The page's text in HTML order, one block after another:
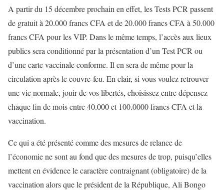
A partir du 15 décembre prochain en effet, les Tests PCR passent
de gratuit à 20.000 francs CFA et de 20.000 francs CFA à 50.000
francs CFA pour les VIP. Dans le même temps, l’accès aux lieux
publics sera conditionné par la présentation d’un Test PCR ou
d’une carte vaccinale conforme. Il en sera de même pour la
circulation après le couvre-feu. En clair, si vous voulez retrouver
une vie normale, jouir de vos libertés, choisissez entre dépensez
chaque fin de mois entre 40.000 et 100.0000 francs CFA et la
vaccination.
Ce qui a été présenté comme des mesures de relance de
l’économie ne sont au fond que des mesures de trop, puisqu’elles
mettent en évidence le caractère contraignant (obligatoire) de la
vaccination alors que le président de la République, Ali Bongo